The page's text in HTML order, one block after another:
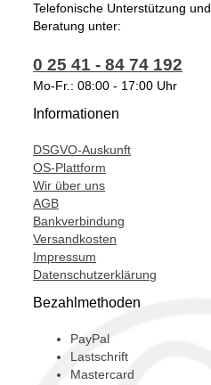
Telefonische Unterstützung und
Beratung unter:
0 25 41 - 84 74 192
Mo-Fr.: 08:00 - 17:00 Uhr
Informationen
DSGVO-Auskunft
OS-Plattform
Wir über uns
AGB
Bankverbindung
Versandkosten
Impressum
Datenschutzerklärung
Bezahlmethoden
PayPal
Lastschrift
Mastercard